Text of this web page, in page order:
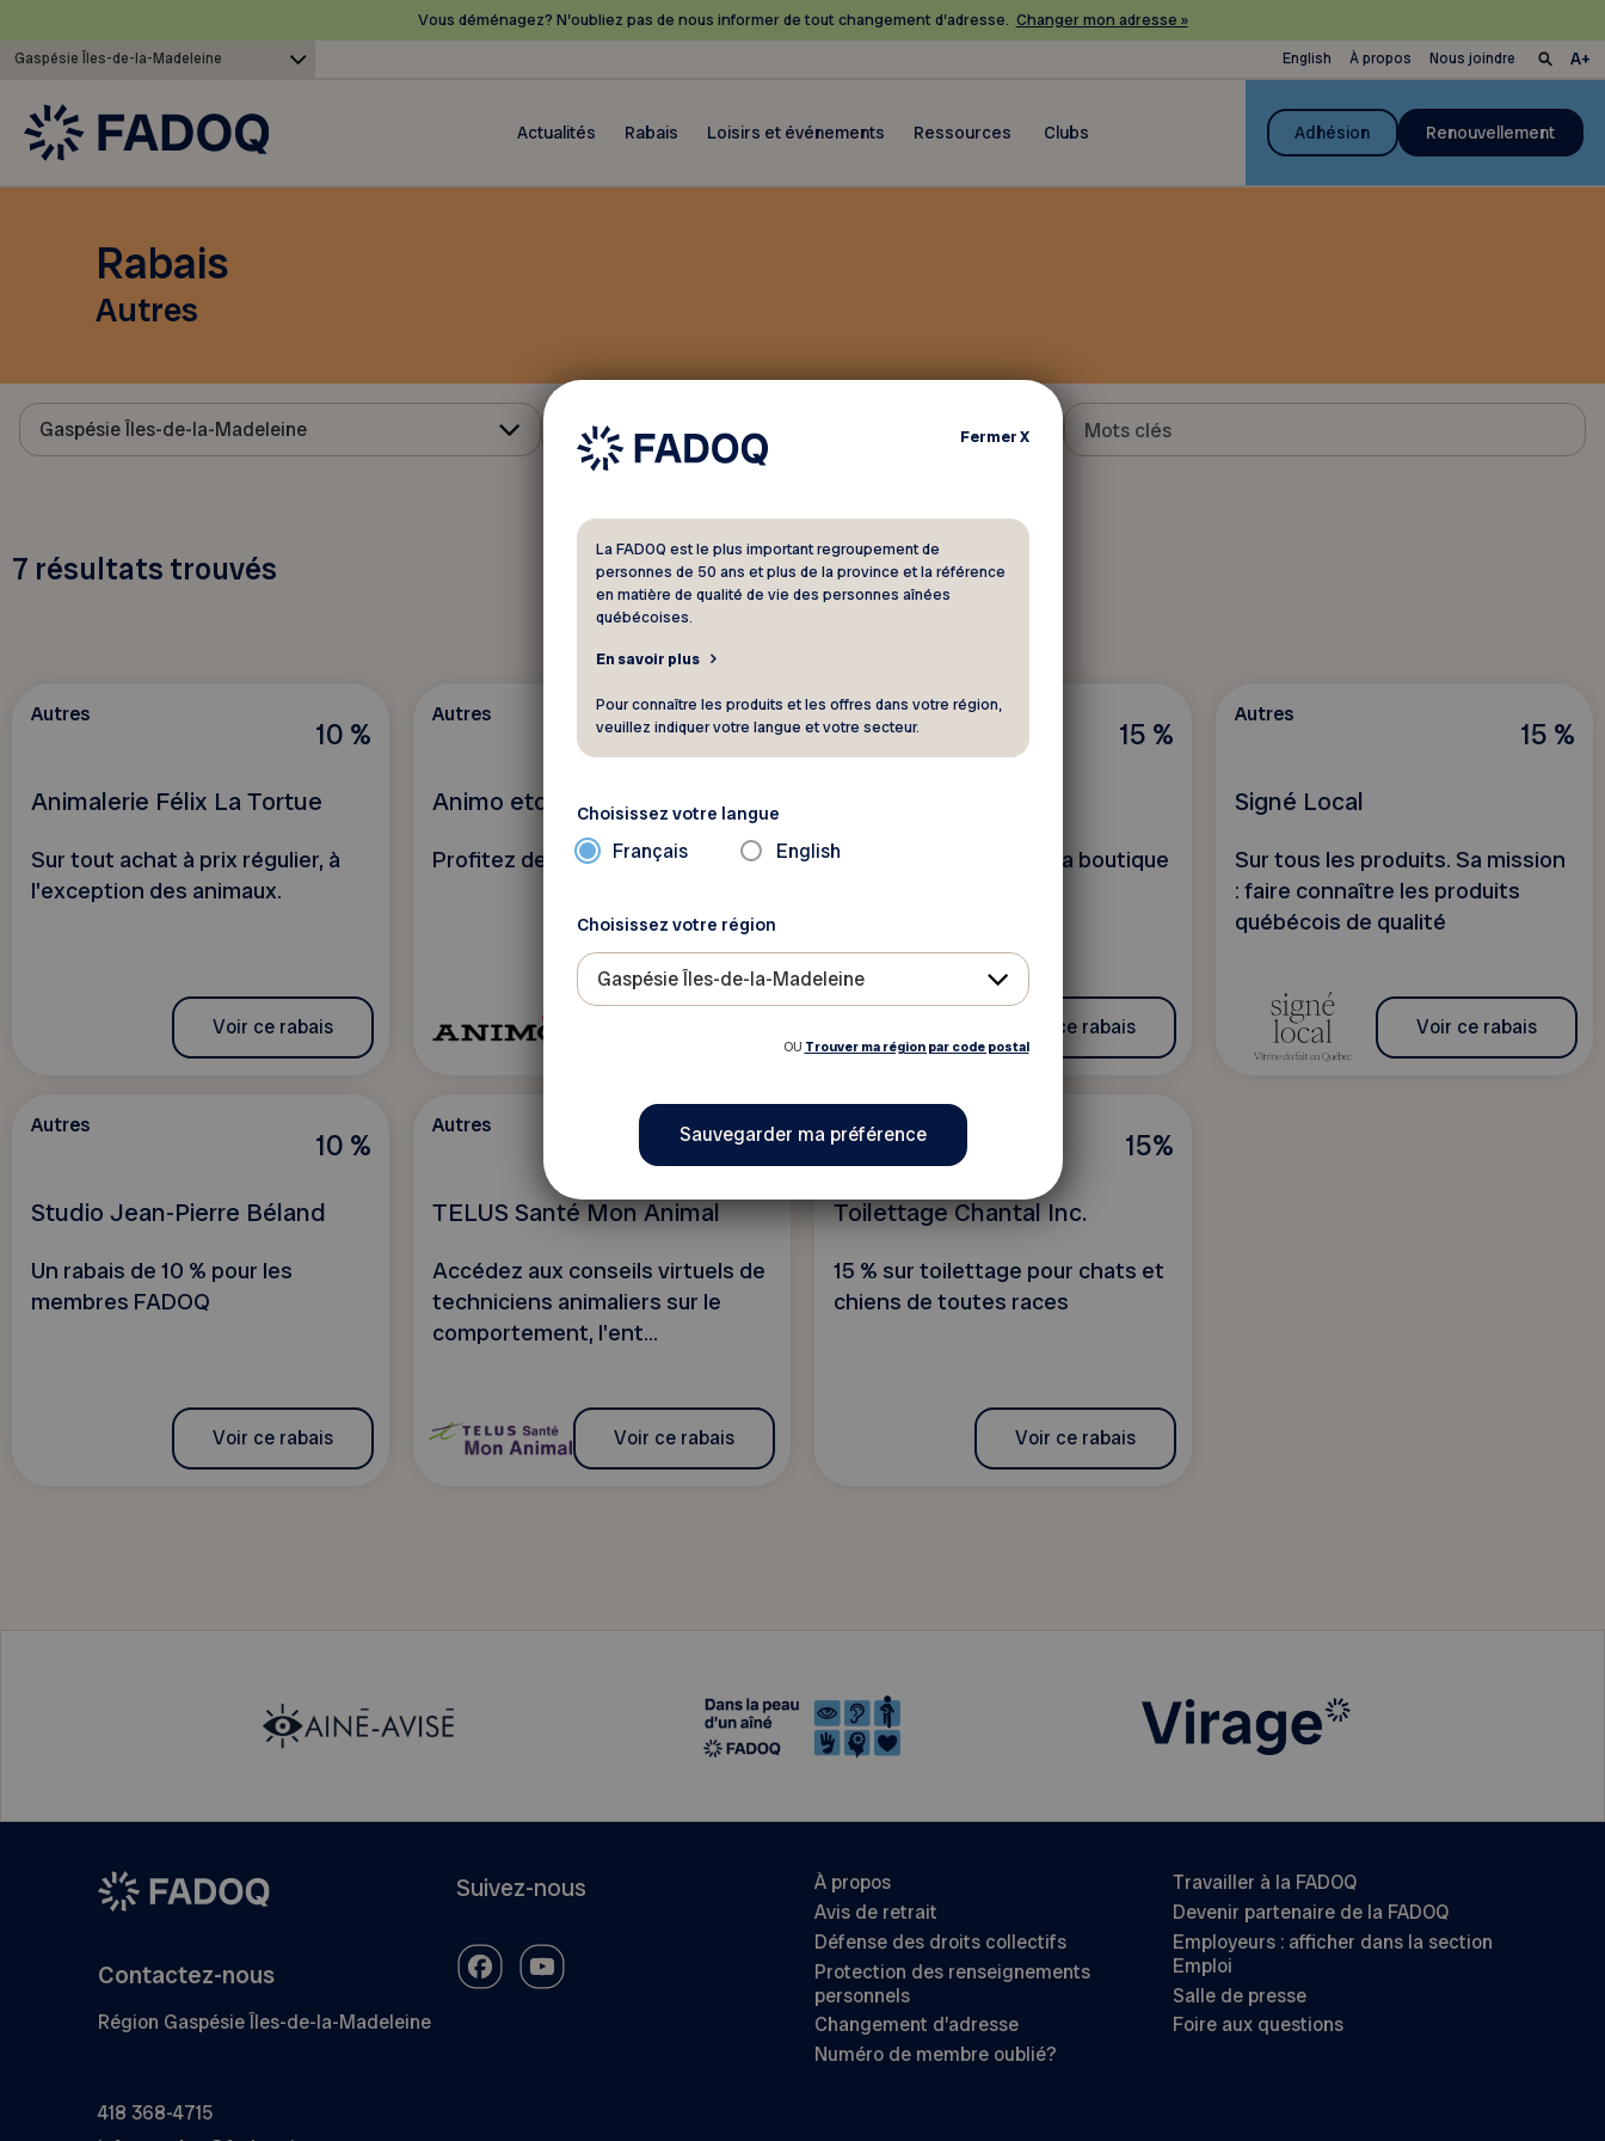
Vous déménagez? N’oubliez pas de nous informer de tout changement d’adresse. Changer mon adresse »
Gaspésie Îles-de-la-Madeleine English À propos Nous joindre
Actualités Rabais Loisirs et événements Ressources Clubs Adhésion Renouvellement
Rabais
Autres
Gaspésie Îles-de-la-Madeleine Autres
7 résultats trouvés
10 %
Autres
Animalerie Félix La Tortue
Sur tout achat à prix régulier, à
l'exception des animaux.
Voir ce rabais
20 %
Autres
Animo etc
Profitez de rabais en boutique!
15 %
Autres
Profitez de rabais sur la boutique
Voir ce rabais
15 %
Autres
Signé Local
Sur tous les produits. Sa mission
: faire connaître les produits
québécois de qualité
Voir ce rabais
10 %
Autres
Studio Jean-Pierre Béland
Un rabais de 10 % pour les
membres FADOQ
Voir ce rabais
2 visites
Autres
TELUS Santé Mon Animal
Accédez aux conseils virtuels de
techniciens animaliers sur le
comportement, l'ent...
Voir ce rabais
15%
Autres
Toilettage Chantal Inc.
15 % sur toilettage pour chats et
chiens de toutes races
Voir ce rabais
Contactez-nous
Région Gaspésie Îles-de-la-Madeleine
418 368-4715
Suivez-nous
À propos
Avis de retrait
Défense des droits collectifs
Protection des renseignements
personnels
Changement d’adresse
Numéro de membre oublié?
Travailler à la FADOQ
Devenir partenaire de la FADOQ
Employeurs : afficher dans la section
Emploi
Salle de presse
Foire aux questions
FermerX
La FADOQ est le plus important regroupement de
personnes de 50 ans et plus de la province et la référence
en matière de qualité de vie des personnes aînées
québécoises.
En savoir plus
Pour connaître les produits et les offres dans votre région,
veuillez indiquer votre langue et votre secteur.
Choisissez votre langue
Français English
Choisissez votre région
Gaspésie Îles-de-la-Madeleine
OU Trouver ma région par code postal